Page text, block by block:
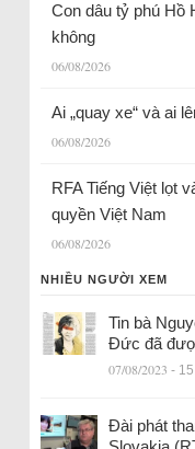
Con dâu tỷ phú Hồ
không
06/08/2026
Ai „quay xe“ và ai
06/08/2026
RFA Tiếng Việt lọt
quyền Việt Nam
06/08/2026
NHIỀU NGƯỜI XEM
Tin bà
Đức đã
07/08/2023 -
Đài phát